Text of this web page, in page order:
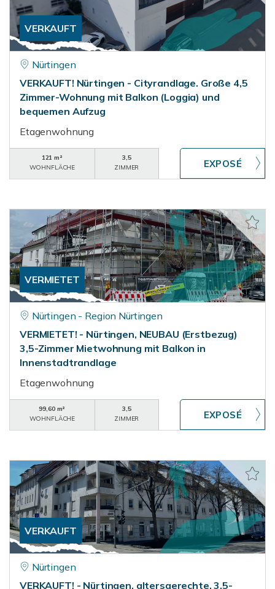
VERKAUFT
Nürtingen
VERKAUFT! Nürtingen - Cityrandlage. Große 4,5
Zimmer-Wohnung mit Balkon (Loggia) und
bequemen Aufzug
Etagenwohnung
121 m²
WOHNFLÄCHE
3,5
ZIMMER
VERMIETET
Nürtingen - Region Nürtingen
VERMIETET! - Nürtingen, NEUBAU (Erstbezug)
3,5-Zimmer Mietwohnung mit Balkon in
Innenstadtrandlage
Etagenwohnung
99,60 m²
WOHNFLÄCHE
3,5
ZIMMER
VERKAUFT
Nürtingen
VERKAUFT! - Nürtingen, altersgerechte, 3,5-